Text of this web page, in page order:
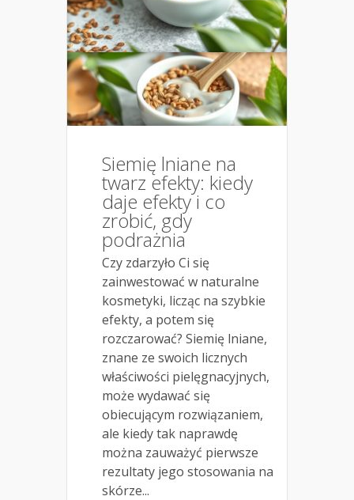
Siemię lniane na
twarz efekty: kiedy
daje efekty i co
zrobić, gdy
podrażnia
Czy zdarzyło Ci się
zainwestować w naturalne
kosmetyki, licząc na szybkie
efekty, a potem się
rozczarować? Siemię lniane,
znane ze swoich licznych
właściwości pielęgnacyjnych,
może wydawać się
obiecującym rozwiązaniem,
ale kiedy tak naprawdę
można zauważyć pierwsze
rezultaty jego stosowania na
skórze...